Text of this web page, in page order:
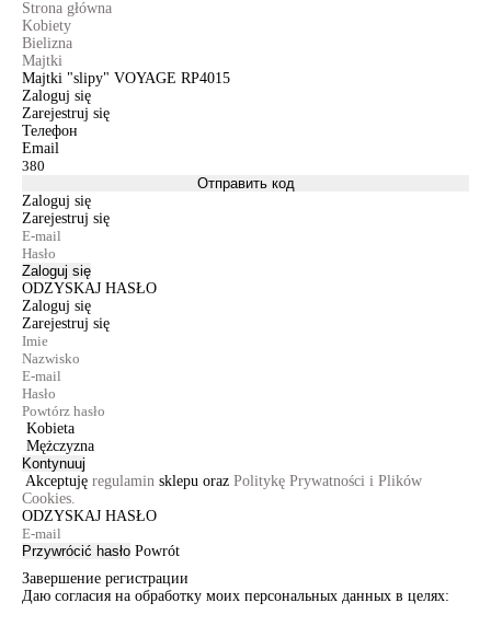
Strona główna
Kobiety
Bielizna
Majtki
Majtki "slipy" VOYAGE RP4015
Zaloguj się
Zarejestruj się
Телефон
Email
Отправить код
Zaloguj się
Zarejestruj się
Zaloguj się
ODZYSKAJ HASŁO
Zaloguj się
Zarejestruj się
Kobieta
Mężczyzna
Kontynuuj
Akceptuję regulamin sklepu oraz Politykę Prywatności i Plików
Cookies.
ODZYSKAJ HASŁO
Przywrócić hasło Powrót
Завершение регистрации
Даю согласия на обработку моих персональных данных в целях: